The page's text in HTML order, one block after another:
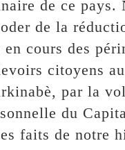
de ce pays.
de la
cours des
citoyens
par la
du
faits de notre